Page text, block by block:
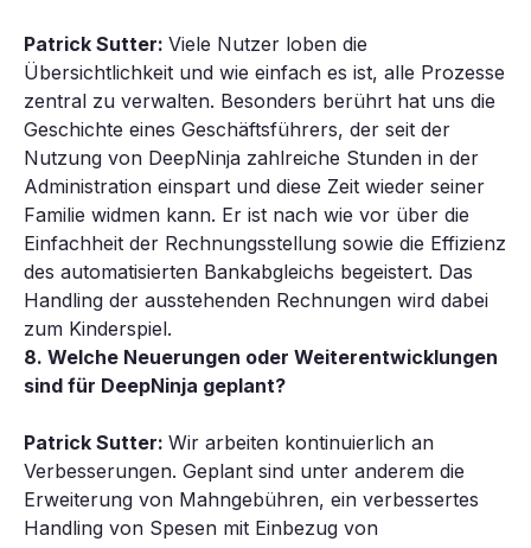
Patrick Sutter: Viele Nutzer loben die
Übersichtlichkeit und wie einfach es ist, alle Prozesse
zentral zu verwalten. Besonders berührt hat uns die
Geschichte eines Geschäftsführers, der seit der
Nutzung von DeepNinja zahlreiche Stunden in der
Administration einspart und diese Zeit wieder seiner
Familie widmen kann. Er ist nach wie vor über die
Einfachheit der Rechnungsstellung sowie die Effizienz
des automatisierten Bankabgleichs begeistert. Das
Handling der ausstehenden Rechnungen wird dabei
zum Kinderspiel.
8. Welche Neuerungen oder Weiterentwicklungen
sind für DeepNinja geplant?
Patrick Sutter: Wir arbeiten kontinuierlich an
Verbesserungen. Geplant sind unter anderem die
Erweiterung von Mahngebühren, ein verbessertes
Handling von Spesen mit Einbezug von